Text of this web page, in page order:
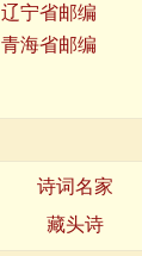
辽宁省邮编
青海省邮编
诗词名家
藏头诗